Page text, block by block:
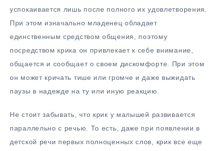
успокаивается лишь после полного их удовлетворения.
При этом изначально младенец обладает
единственным средством общения, поэтому
посредством крика он привлекает к себе внимание,
общается и сообщает о своем дискомфорте. При этом
он может кричать тише или громче и даже выжидать
паузы в надежде на ту или иную реакцию.
Не стоит забывать, что крик у малышей развивается
параллельно с речью. То есть, даже при появлении в
детской речи первых полноценных слов, крик все еще